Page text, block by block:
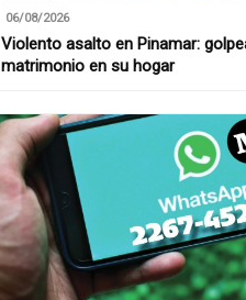
06/08/2026
Violento asalto en Pinamar:
matrimonio en su hogar